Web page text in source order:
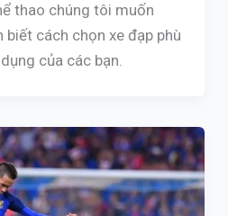
thao chúng tôi muốn
biết cách chọn xe đạp phù
của các bạn.